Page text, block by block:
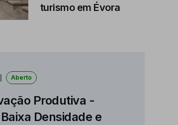
turismo em Évora
Aberto
Produtiva -
Densidade e